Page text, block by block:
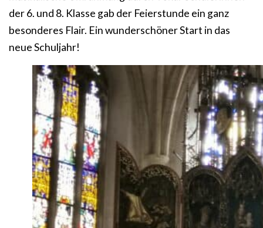
der 6. und 8. Klasse gab der Feierstunde ein ganz
besonderes Flair. Ein wunderschöner Start in das
neue Schuljahr!